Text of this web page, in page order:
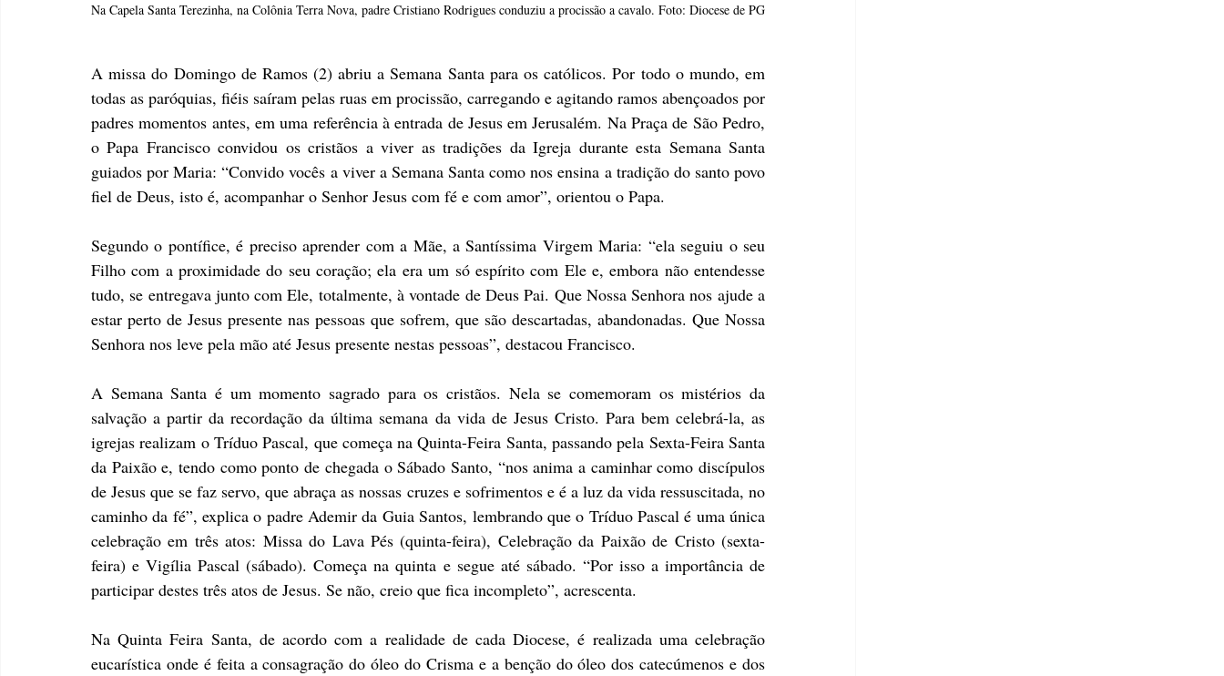
Na Capela Santa Terezinha, na Colônia Terra Nova, padre Cristiano Rodrigues conduziu a procissão a cavalo. Foto: Diocese de PG
A missa do Domingo de Ramos (2) abriu a Semana Santa para os católicos. Por todo o mundo, em
todas as paróquias, fiéis saíram pelas ruas em procissão, carregando e agitando ramos abençoados por
padres momentos antes, em uma referência à entrada de Jesus em Jerusalém. Na Praça de São Pedro,
o Papa Francisco convidou os cristãos a viver as tradições da Igreja durante esta Semana Santa
guiados por Maria: “Convido vocês a viver a Semana Santa como nos ensina a tradição do santo povo
fiel de Deus, isto é, acompanhar o Senhor Jesus com fé e com amor”, orientou o Papa.
Segundo o pontífice, é preciso aprender com a Mãe, a Santíssima Virgem Maria: “ela seguiu o seu
Filho com a proximidade do seu coração; ela era um só espírito com Ele e, embora não entendesse
tudo, se entregava junto com Ele, totalmente, à vontade de Deus Pai. Que Nossa Senhora nos ajude a
estar perto de Jesus presente nas pessoas que sofrem, que são descartadas, abandonadas. Que Nossa
Senhora nos leve pela mão até Jesus presente nestas pessoas”, destacou Francisco.
A Semana Santa é um momento sagrado para os cristãos. Nela se comemoram os mistérios da
salvação a partir da recordação da última semana da vida de Jesus Cristo. Para bem celebrá-la, as
igrejas realizam o Tríduo Pascal, que começa na Quinta-Feira Santa, passando pela Sexta-Feira Santa
da Paixão e, tendo como ponto de chegada o Sábado Santo, “nos anima a caminhar como discípulos
de Jesus que se faz servo, que abraça as nossas cruzes e sofrimentos e é a luz da vida ressuscitada, no
caminho da fé”, explica o padre Ademir da Guia Santos, lembrando que o Tríduo Pascal é uma única
celebração em três atos: Missa do Lava Pés (quinta-feira), Celebração da Paixão de Cristo (sexta-
feira) e Vigília Pascal (sábado). Começa na quinta e segue até sábado. “Por isso a importância de
participar destes três atos de Jesus. Se não, creio que fica incompleto”, acrescenta.
Na Quinta Feira Santa, de acordo com a realidade de cada Diocese, é realizada uma celebração
eucarística onde é feita a consagração do óleo do Crisma e a benção do óleo dos catecúmenos e dos